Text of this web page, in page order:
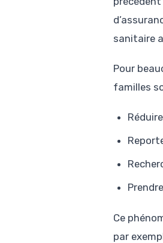
sanitaire
Pour
familles
Ce
par